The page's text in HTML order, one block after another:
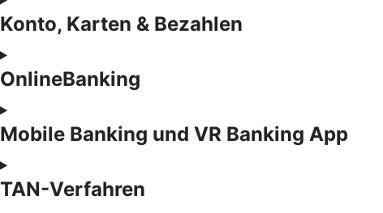
Konto, Karten & Bezahlen
OnlineBanking
Mobile Banking und VR Banking App
TAN-Verfahren